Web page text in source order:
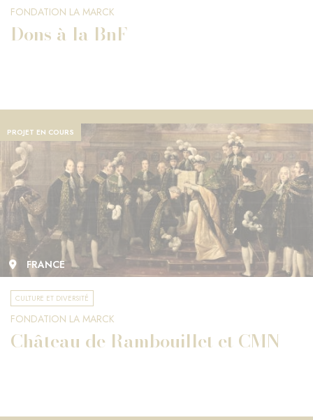
FONDATION LA MARCK
Dons à la BnF
PROJET EN COURS
FRANCE
CULTURE ET DIVERSITÉ
FONDATION LA MARCK
Château de Rambouillet et CMN